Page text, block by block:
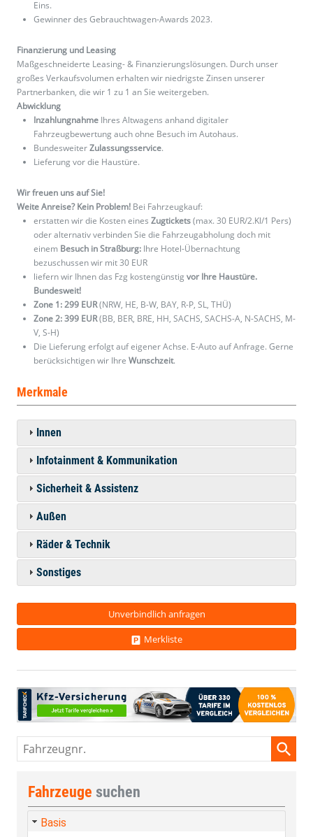
Eins.
Gewinner des Gebrauchtwagen-Awards 2023.
Finanzierung und Leasing
Maßgeschneiderte Leasing- & Finanzierungslösungen. Durch unser
großes Verkaufsvolumen erhalten wir niedrigste Zinsen unserer
Partnerbanken, die wir 1 zu 1 an Sie weitergeben.
Abwicklung
Inzahlungnahme Ihres Altwagens anhand digitaler
Fahrzeugbewertung auch ohne Besuch im Autohaus.
BundesweiterZulassungsservice.
Lieferung vor die Haustüre.
Wir freuen uns auf Sie!
Weite Anreise? Kein Problem! Bei Fahrzeugkauf:
erstatten wir die Kosten eines Zugtickets(max. 30 EUR/2.Kl/1 Pers)
oder alternativ verbinden Sie die Fahrzeugabholung doch mit
einem Besuch in Straßburg: Ihre Hotel-Übernachtung
bezuschussen wir mit 30 EUR
liefern wir Ihnen das Fzg kostengünstig vor Ihre Haustüre.
Bundesweit!
Zone 1: 299 EUR(NRW, HE, B-W, BAY, R-P, SL, THÜ)
Zone 2: 399 EUR(BB, BER, BRE, HH, SACHS, SACHS-A, N-SACHS, M-
V, S-H)
Die Lieferung erfolgt auf eigener Achse. E-Auto auf Anfrage. Gerne
berücksichtigen wir Ihre Wunschzeit.
Merkmale
Innen
Infotainment & Kommunikation
Sicherheit & Assistenz
Außen
Räder & Technik
Sonstiges
Unverbindlich anfragen
Merkliste
Fahrzeugnr.
Fahrzeuge suchen
Basis